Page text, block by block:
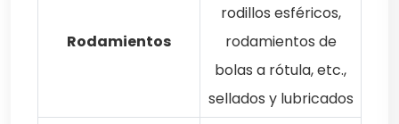
Rodamientos
rodillos esféricos,
rodamientos de
bolas a rótula, etc.,
sellados y lubricados